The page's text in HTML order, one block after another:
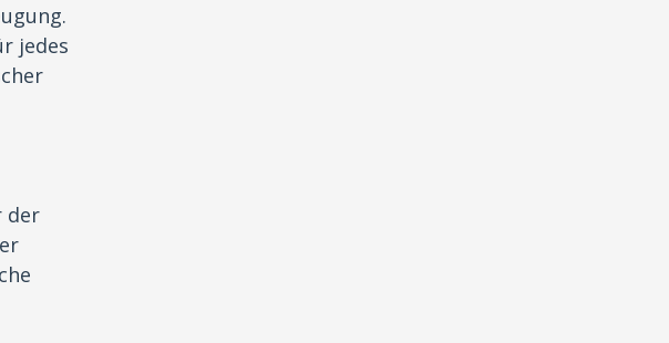
jedes
der